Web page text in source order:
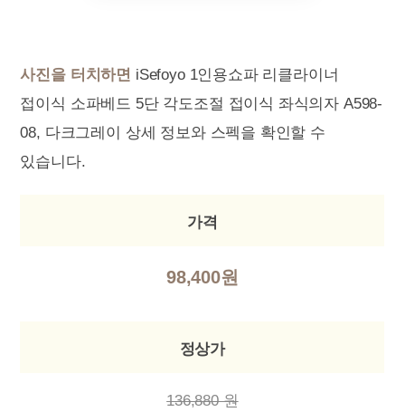
사진을 터치하면 iSefoyo 1인용쇼파 리클라이너
접이식 소파베드 5단 각도조절 접이식 좌식의자 A598-
08, 다크그레이 상세 정보와 스펙을 확인할 수
있습니다.
가격
98,400원
정상가
136,880 원